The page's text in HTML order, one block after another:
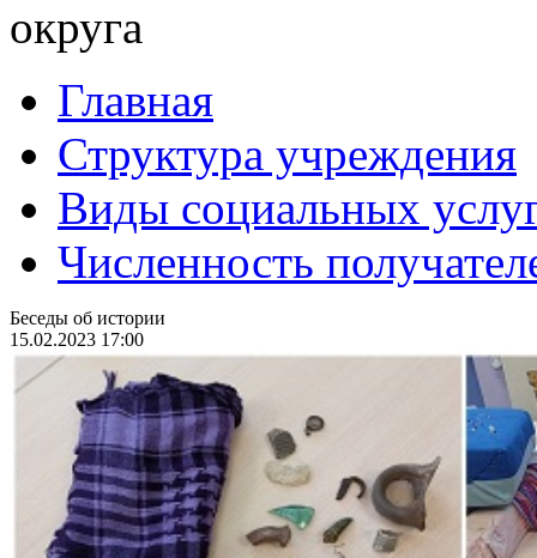
округа
Главная
Структура учреждения
Виды социальных
Численность
Беседы об истории
15.02.2023 17:00